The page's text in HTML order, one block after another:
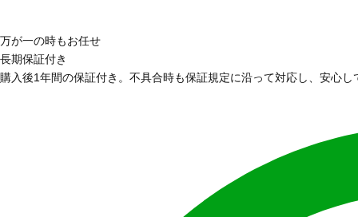
万が一の時もお任せ
長期保証付き
購入後1年間の保証付き。不具合時も保証規定に沿って対応し、安心